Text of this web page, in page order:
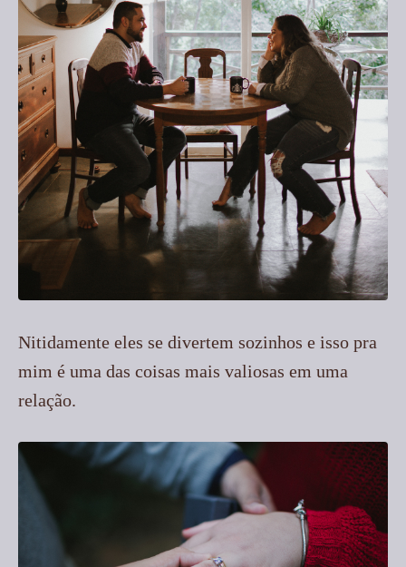
Nitidamente eles se divertem sozinhos e isso pra
mim é uma das coisas mais valiosas em uma
relação.